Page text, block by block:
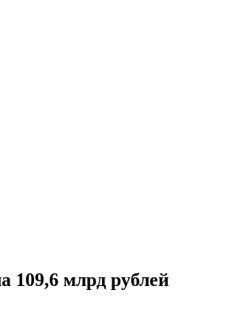
109,6 млрд рублей